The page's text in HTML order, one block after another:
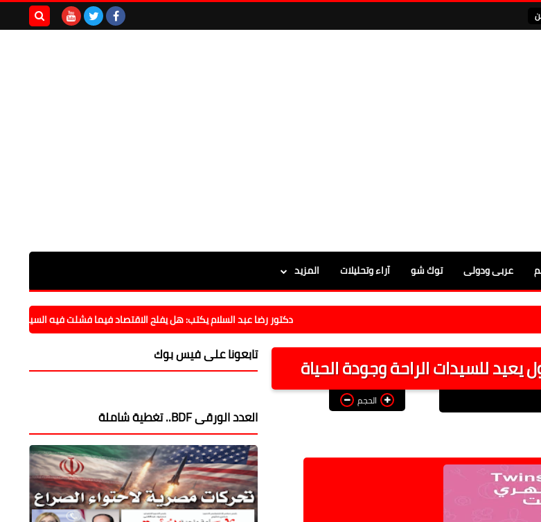
عربى ودولى توك شو آراء وتحليلات المزيد
دكتور رضا عبد السلام يكتب: هل يفلح الاقتصاد فيما فشلت فيه السياسة؟!
للسيدات الراحة وجودة الحياة
الحجم
تابعونا على فيس بوك
العدد الورقى BDF.. تغطية شاملة